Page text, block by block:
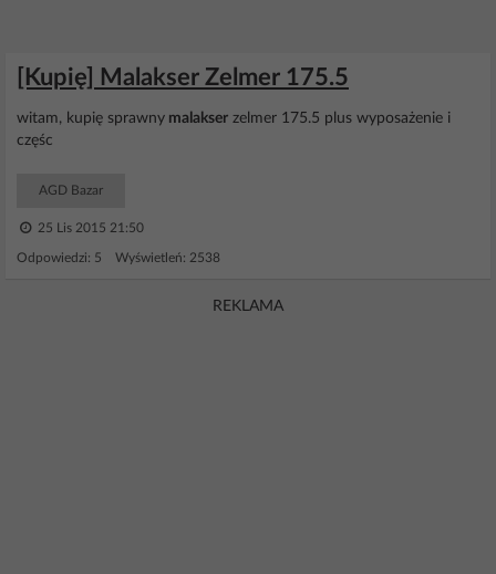
[Kupię] Malakser Zelmer 175.5
witam, kupię sprawny malakser zelmer 175.5 plus wyposażenie i
częśc
AGD Bazar
25 Lis 2015 21:50
Odpowiedzi: 5 Wyświetleń: 2538
REKLAMA